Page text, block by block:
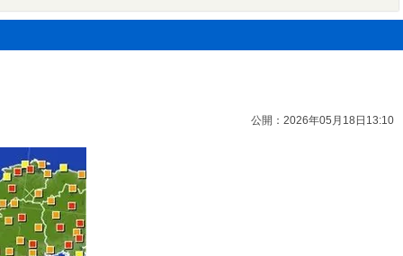
公開：2026年05月18日13:10